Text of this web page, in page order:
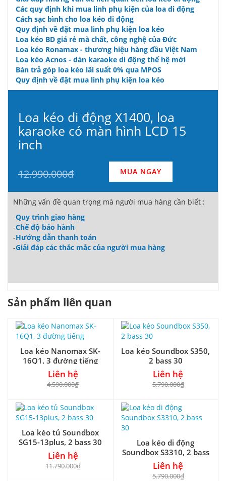
Các quy định khi mua linh phụ kiện của loa di động
Cách sạc bình cho loa kéo di động
Quy định về đặt mua linh phụ kiện loa kéo
Loa kéo BD giá rẻ mà chất, công nghệ của Đức
Loa kéo Ronamax - thương hiệu hàng đầu Việt Nam
Loa kéo Acnos - dàn karaoke di động thế hệ mới
Bán trả góp loa kéo lãi suất 0% qua MPOS
Quy định về đặt mua linh phụ kiện loa kéo
Loa kéo di động X1400, loa
karaoke có màn hình LCD 15
inch
12.990.000đ MUA NGAY
Những vấn đề quan trọng mà người mua hàng cần biết :
-Quy trình giao hàng
-Chế độ bảo hành
-Hướng dẫn thanh toán
-Giải đáp các thắc mắc của người mua hàng
Sản phẩm liên quan
Loa kéo Nanomax SK-
16Q1, 3 đường tiếng
Liên hệ
4.590.000₫
Loa kéo Soundbox S350,
2 bass 30
Liên hệ
5.790.000₫
Loa kéo tủ Soundbox
SG15-13plus, 2 bass 30
Liên hệ
11.790.000₫
Loa kéo di động
Soundbox S3310, 2 bass
30
Liên hệ
5.790.000₫